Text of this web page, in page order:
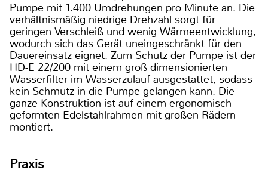
Pumpe mit 1.400 Umdrehungen pro Minute an. Die
verhältnismäßig niedrige Drehzahl sorgt für
geringen Verschleiß und wenig Wärmeentwicklung,
wodurch sich das Gerät uneingeschränkt für den
Dauereinsatz eignet. Zum Schutz der Pumpe ist der
HD-E 22/200 mit einem groß dimensionierten
Wasserfilter im Wasserzulauf ausgestattet, sodass
kein Schmutz in die Pumpe gelangen kann. Die
ganze Konstruktion ist auf einem ergonomisch
geformten Edelstahlrahmen mit großen Rädern
montiert.
Praxis